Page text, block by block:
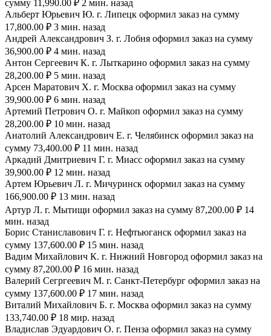
сумму 11,990.00 ₽ 2 мин. назад
Альберт Юрьевич Ю. г. Липецк оформил заказ на сумму
17,800.00 ₽ 3 мин. назад
Андрей Александрович З. г. Лобня оформил заказ на сумму
36,900.00 ₽ 4 мин. назад
Антон Сергеевич К. г. Лыткарино оформил заказ на сумму
28,200.00 ₽ 5 мин. назад
Арсен Маратович Х. г. Москва оформил заказ на сумму
39,900.00 ₽ 6 мин. назад
Артемий Петрович О. г. Майкоп оформил заказ на сумму
28,200.00 ₽ 10 мин. назад
Анатолий Александрович Е. г. Челябинск оформил заказ на
сумму 73,400.00 ₽ 11 мин. назад
Аркадий Дмитриевич Г. г. Миасс оформил заказ на сумму
39,900.00 ₽ 12 мин. назад
Артем Юрьевич Л. г. Мичуринск оформил заказ на сумму
166,900.00 ₽ 13 мин. назад
Артур Л. г. Мытищи оформил заказ на сумму 87,200.00 ₽ 14
мин. назад
Борис Станиславович Г. г. Нефтьюганск оформил заказ на
сумму 137,600.00 ₽ 15 мин. назад
Вадим Михайлович К. г. Нижний Новгород оформил заказ на
сумму 87,200.00 ₽ 16 мин. назад
Валерий Сегргеевич М. г. Санкт-Петербург оформил заказ на
сумму 137,600.00 ₽ 17 мин. назад
Виталий Михайлович Б. г. Москва оформил заказ на сумму
133,740.00 ₽ 18 мир. назад
Владислав Эдуардович О. г. Пенза оформил заказ на сумму